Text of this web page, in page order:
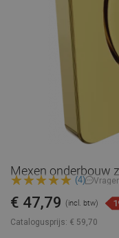
Mexen onderbouw
(4)
Catalogusprijs: € 59,70
€ 47,79 (incl. btw)